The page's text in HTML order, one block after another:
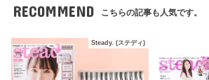
RECOMMEND こちらの記事も人気です。
Steady. (ステディ)